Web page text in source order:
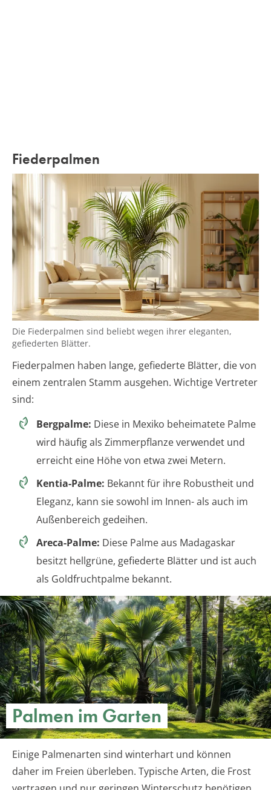
Fiederpalmen
Die Fiederpalmen sind beliebt wegen ihrer eleganten,
gefiederten Blätter.
Fiederpalmen haben lange, gefiederte Blätter, die von
einem zentralen Stamm ausgehen. Wichtige Vertreter
sind:
Bergpalme: Diese in Mexiko beheimatete Palme
wird häufig als Zimmerpflanze verwendet und
erreicht eine Höhe von etwa zwei Metern.
Kentia-Palme: Bekannt für ihre Robustheit und
Eleganz, kann sie sowohl im Innen- als auch im
Außenbereich gedeihen.
Areca-Palme: Diese Palme aus Madagaskar
besitzt hellgrüne, gefiederte Blätter und ist auch
als Goldfruchtpalme bekannt.
Palmen im Garten
Einige Palmenarten sind winterhart und können
daher im Freien überleben. Typische Arten, die Frost